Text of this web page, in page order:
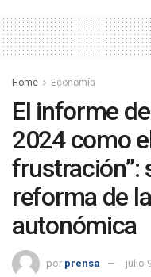
Home Economía
El informe
2024 como
frustración”:
reforma de
autonómica
por prensa julio